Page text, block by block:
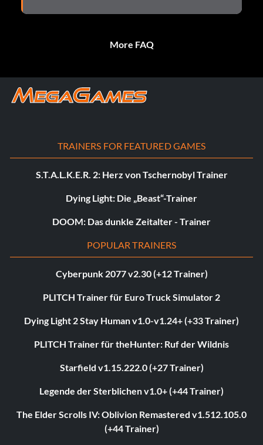
More FAQ
TRAINERS FOR FEATURED GAMES
S.T.A.L.K.E.R. 2: Herz von Tschernobyl Trainer
Dying Light: Die „Beast“-Trainer
DOOM: Das dunkle Zeitalter - Trainer
POPULAR TRAINERS
Cyberpunk 2077 v2.30 (+12 Trainer)
PLITCH Trainer für Euro Truck Simulator 2
Dying Light 2 Stay Human v1.0-v1.24+ (+33 Trainer)
PLITCH Trainer für theHunter: Ruf der Wildnis
Starfield v1.15.222.0 (+27 Trainer)
Legende der Sterblichen v1.0+ (+44 Trainer)
The Elder Scrolls IV: Oblivion Remastered v1.512.105.0
(+44 Trainer)